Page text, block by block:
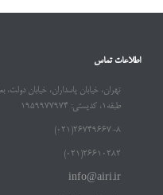
اطلاعات تماس
طبقه۱، کدپستی: ۱۹۵۹۹۷۷۹۷۴
۲۶۷۴۹۶۶۷-۸(۰۲۱)
۲۶۶۱۰۲۸۲(۰۲۱)
info@airi.ir